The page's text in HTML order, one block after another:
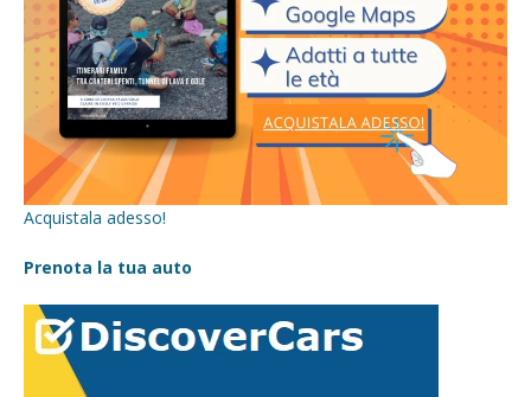
Acquistala adesso!
Prenota la tua auto